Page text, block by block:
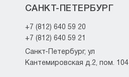
САНКТ-ПЕТЕРБУРГ
+7 (812) 640 59 20
+7 (812) 640 59 21
Санкт-Петербург, ул
Кантемировская д.2, пом. 104